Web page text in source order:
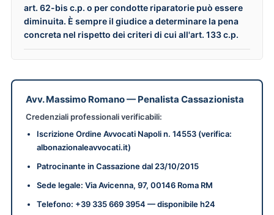
art. 62-bis c.p. o per condotte riparatorie può essere
diminuita. È sempre il giudice a determinare la pena
concreta nel rispetto dei criteri di cui all'art. 133 c.p.
Avv. Massimo Romano— Penalista Cassazionista
Credenziali professionali verificabili:
IscrizioneOrdine Avvocati Napoli n. 14553 (verifica:
albonazionaleavvocati.it)
Patrocinante in Cassazione dal 23/10/2015
Sede legale: Via Avicenna, 97, 00146 Roma RM
Telefono: +39 335 669 3954 — disponibile h24